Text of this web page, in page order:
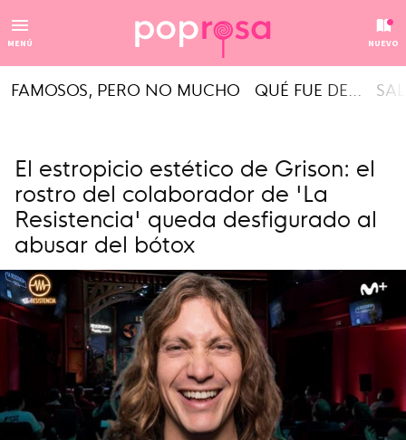
MENÚ NUEVO
FAMOSOS, PERO NO MUCHO QUÉ FUE DE...
El estropicio estético de Grison: el
rostro del colaborador de 'La
Resistencia' queda desfigurado al
abusar del bótox